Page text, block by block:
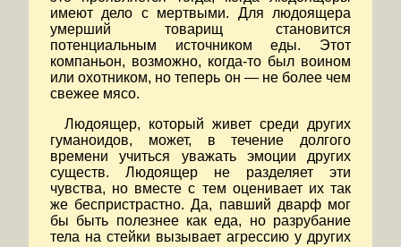
имеют дело с мертвыми. Для людоящера
умерший товарищ становится
потенциальным источником еды. Этот
компаньон, возможно, когда-то был воином
или охотником, но теперь он — не более чем
свежее мясо.
Людоящер, который живет среди других
гуманоидов, может, в течение долгого
времени учиться уважать эмоции других
существ. Людоящер не разделяет эти
чувства, но вместе с тем оценивает их так
же беспристрастно. Да, павший дварф мог
бы быть полезнее как еда, но разрубание
тела на стейки вызывает агрессию у других